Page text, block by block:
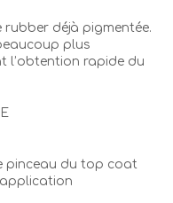
rubber déjà pigmentée.
plus
l’obtention rapide du
pinceau du top coat